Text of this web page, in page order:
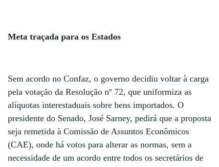
Meta traçada para os Estados
Sem acordo no Confaz, o governo decidiu voltar à carga
pela votação da Resolução nº 72, que uniformiza as
alíquotas interestaduais sobre bens importados. O
presidente do Senado, José Sarney, pedirá que a proposta
seja remetida à Comissão de Assuntos Econômicos
(CAE), onde há votos para alterar as normas, sem a
necessidade de um acordo entre todos os secretários de